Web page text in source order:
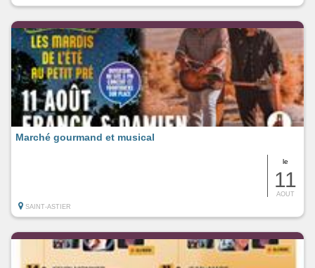
le
11
AOUT
Marché gourmand et musical
SAINT-ASTIER